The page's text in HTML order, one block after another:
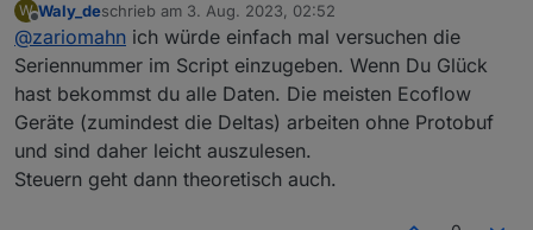
lese hier fleißig mit und bin begeistert von der
Arbeit von@Waly_de:-)
Besitze selbst 2 Delta Pro und das
SmartHomePanel, die beiden DP sind über HASS im
ioBroker. eingebunden.
Nun die Frage die mich brennend interessiert, gibt
es eine Möglichkeit mit dem Script von @Waly_de
das "SmartHomePanel" auszulesen und im besten
Fall auch zu steuern ? Hat das schon jemand
Danke schon mal im Voraus für ne Antwort, und
viele Grüße
W
Offline
Waly_deschrieb am 3. Aug. 2023, 02:52
zuletzt editiert von
@zariomahn ich würde einfach mal versuchen die
Seriennummer im Script einzugeben. Wenn Du Glück
hast bekommst du alle Daten. Die meisten Ecoflow
Geräte (zumindest die Deltas) arbeiten ohne Protobuf
und sind daher leicht auszulesen.
Steuern geht dann theoretisch auch.